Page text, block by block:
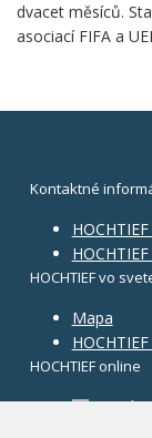
dvacet měsíců.
asociací FIFA a
Kontaktné
HOCHTIEF
HOCHTIEF vo
Mapa
HOCHTIEF online